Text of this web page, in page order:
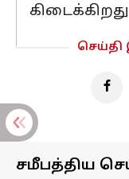
செய்தி
சமீபத்திய